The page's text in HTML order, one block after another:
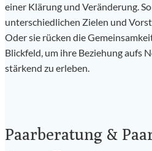
einer Klärung und Veränderung.
unterschiedlichen Zielen und
Oder sie rücken die
Blickfeld, um ihre Beziehung aufs
stärkend zu erleben.
Paarberatung &